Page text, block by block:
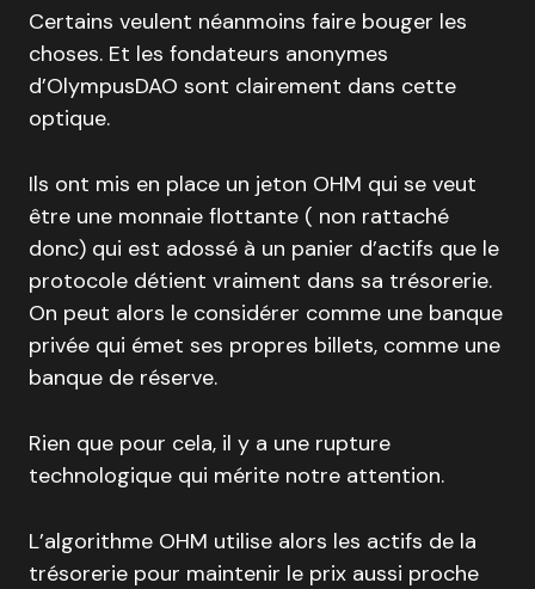
Certains veulent néanmoins faire bouger les
choses. Et les fondateurs anonymes
d’OlympusDAO sont clairement dans cette
optique.
Ils ont mis en place un jeton OHM qui se veut
être une monnaie flottante ( non rattaché
donc) qui est adossé à un panier d’actifs que le
protocole détient vraiment dans sa trésorerie.
On peut alors le considérer comme une banque
privée qui émet ses propres billets, comme une
banque de réserve.
Rien que pour cela, il y a une rupture
technologique qui mérite notre attention.
L’algorithme OHM utilise alors les actifs de la
trésorerie pour maintenir le prix aussi proche